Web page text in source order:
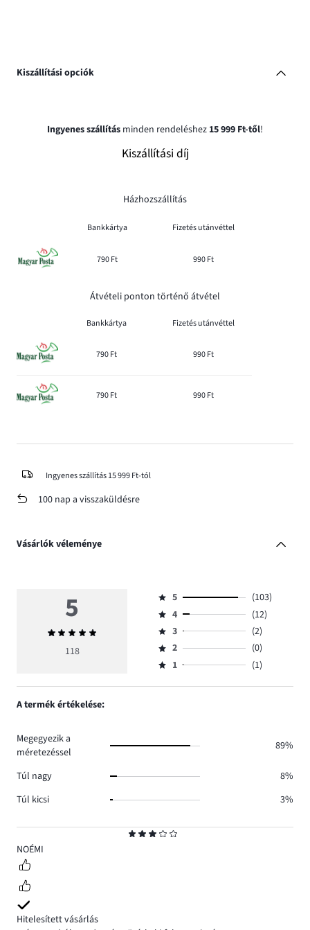
Kiszállítási opciók
Ingyenes szállítás minden rendeléshez 15 999 Ft-től!
Kiszállítási díj
Házhozszállítás
Bankkártya Fizetés utánvéttel
790 Ft 990 Ft
Átvételi ponton történő átvétel
Bankkártya Fizetés utánvéttel
790 Ft 990 Ft
790 Ft 990 Ft
Ingyenes szállítás 15 999 Ft-tól
100 nap a visszaküldésre
Vásárlók véleménye
3
NOÉMI
Hitelesített vásárlás
5
Átlagos
értékelés
118
Osztályzat
5,
szavazatok
száma
103.
5
(103)
Osztályzat
4,
szavazatok
száma
4
(12)
Osztályzat
3,
szavazatok
3
(2)
Osztályzat
2,
2
(0)
Osztályzat
1,
1 (1)
A termék értékelése:
Megegyezik a
méretezéssel
89%
Túl nagy
8%
Túl kicsi
3%